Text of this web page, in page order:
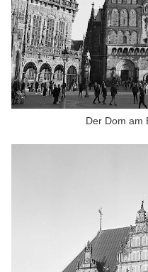
Der Dom am